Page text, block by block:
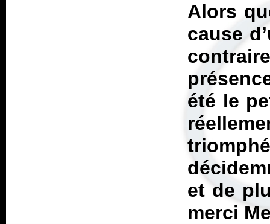
Alors
cause
été le
et de
merci